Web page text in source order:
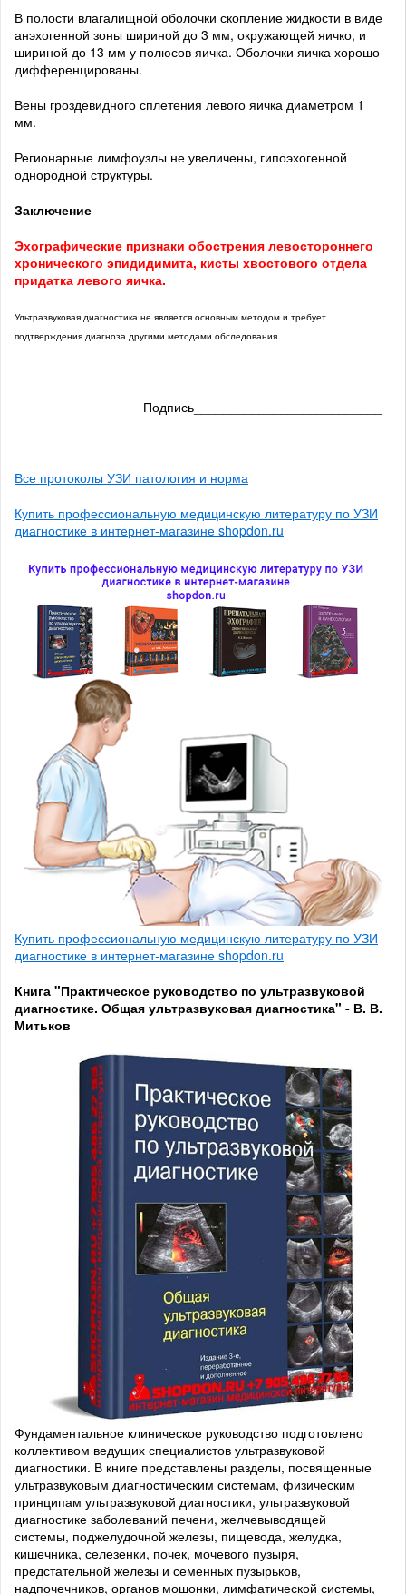
В полости влагалищной оболочки скопление жидкости в виде
анэхогенной зоны шириной до 3 мм, окружающей яичко, и
шириной до 13 мм у полюсов яичка. Оболочки яичка хорошо
дифференцированы.
Вены гроздевидного сплетения левого яичка диаметром 1
мм.
Регионарные лимфоузлы не увеличены, гипоэхогенной
однородной структуры.
Заключение
Эхографические признаки обострения левостороннего
хронического эпидидимита, кисты хвостового отдела
придатка левого яичка.
Ультразвуковая диагностика не является основным методом и требует
подтверждения диагноза другими методами обследования.
Подпись__________________________
Все протоколы УЗИ патология и норма
Купить профессиональную медицинскую литературу по УЗИ
диагностике в интернет-магазине shopdon.ru
Купить профессиональную медицинскую литературу по УЗИ
диагностике в интернет-магазине shopdon.ru
Книга "Практическое руководство по ультразвуковой
диагностике. Общая ультразвуковая диагностика" - В. В.
Митьков
Фундаментальное клиническое руководство подготовлено
коллективом ведущих специалистов ультразвуковой
диагностики. В книге представлены разделы, посвященные
ультразвуковым диагностическим системам, физическим
принципам ультразвуковой диагностики, ультразвуковой
диагностике заболеваний печени, желчевыводящей
системы, поджелудочной железы, пищевода, желудка,
кишечника, селезенки, почек, мочевого пузыря,
предстательной железы и семенных пузырьков,
надпочечников, органов мошонки, лимфатической системы,